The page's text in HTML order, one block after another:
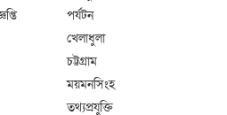
পর্যটন
খেলাধুলা
চট্টগ্রাম
ময়মনসিংহ
তথ্যপ্রযুক্তি